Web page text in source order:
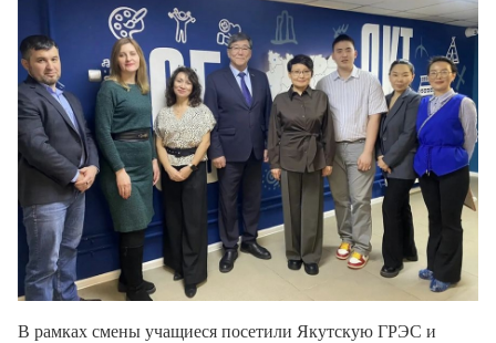
В рамках смены учащиеся посетили Якутскую ГРЭС и